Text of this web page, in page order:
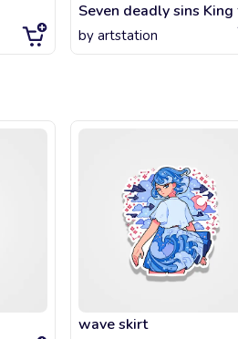
by artstation
wave skirt